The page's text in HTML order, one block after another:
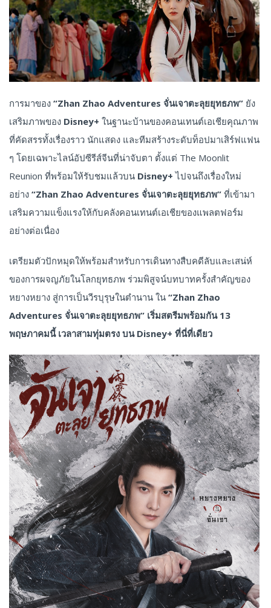
การมาของ “Zhan Zhao Adventures จั่นเจาตะลุยยุทธภพ” ยัง
เสริมภาพของ Disney+ ในฐานะบ้านของคอนเทนต์เอเชียคุณภาพ
ที่คัดสรรทั้งเรื่องราว นักแสดง และทีมสร้างระดับท็อปมาเสิร์ฟแฟน
ๆ โดยเฉพาะไลน์อัปซีรีส์จีนที่น่าจับตา ตั้งแต่ The Moonlit
Reunion ที่พร้อมให้รับชมแล้วบน Disney+ไปจนถึงเรื่องใหม่
อย่าง “Zhan Zhao Adventures จั่นเจาตะลุยยุทธภพ” ที่เข้ามา
เสริมความแข็งแรงให้กับคลังคอนเทนต์เอเชียของแพลตฟอร์ม
อย่างต่อเนื่อง
เตรียมตัวปักหมุดให้พร้อมสำหรับการเดินทางสืบคดีลับและเสน่ห์
ของการผจญภัยในโลกยุทธภพ ร่วมพิสูจน์บทบาทครั้งสำคัญของ
หยางหยาง สู่การเป็นวีรบุรุษในตำนาน ใน “Zhan Zhao
Adventures จั่นเจาตะลุยยุทธภพ” เริ่มสตรีมพร้อมกัน 13
พฤษภาคมนี้ เวลาสามทุ่มตรง บน Disney+ ที่นี่ที่เดียว